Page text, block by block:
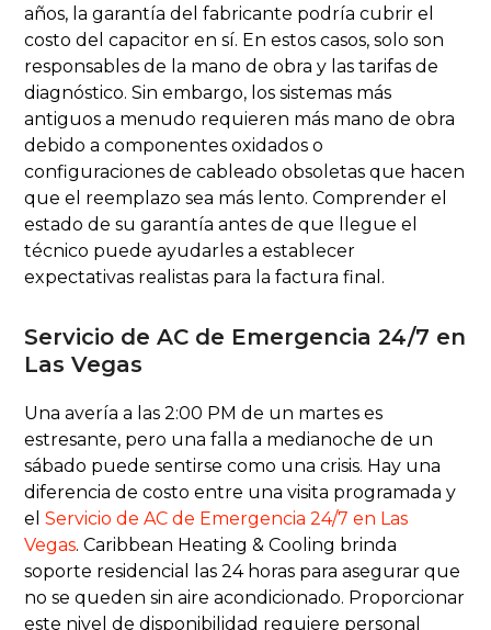
años, la garantía del fabricante podría cubrir el
costo del capacitor en sí. En estos casos, solo son
responsables de la mano de obra y las tarifas de
diagnóstico. Sin embargo, los sistemas más
antiguos a menudo requieren más mano de obra
debido a componentes oxidados o
configuraciones de cableado obsoletas que hacen
que el reemplazo sea más lento. Comprender el
estado de su garantía antes de que llegue el
técnico puede ayudarles a establecer
expectativas realistas para la factura final.
Servicio de AC de Emergencia 24/7 en
Las Vegas
Una avería a las 2:00 PM de un martes es
estresante, pero una falla a medianoche de un
sábado puede sentirse como una crisis. Hay una
diferencia de costo entre una visita programada y
elServicio de AC de Emergencia 24/7 en Las
Vegas. Caribbean Heating & Cooling brinda
soporte residencial las 24 horas para asegurar que
no se queden sin aire acondicionado. Proporcionar
este nivel de disponibilidad requiere personal